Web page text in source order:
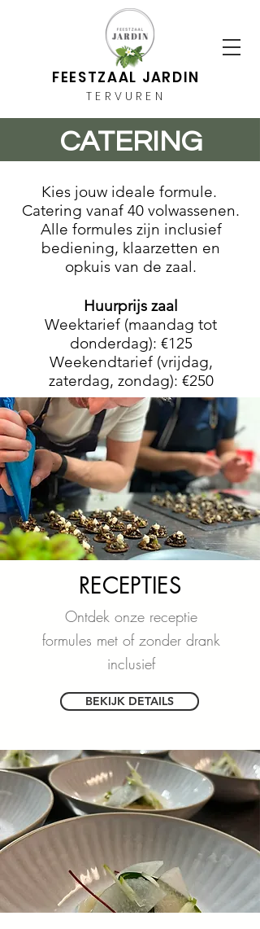
FEESTZAAL JARDIN
TERVUREN
CATERING
Kies jouw ideale formule.
Catering vanaf 40 volwassenen.
Alle formules zijn inclusief
bediening, klaarzetten en
opkuis van de zaal.
Huurprijs zaal
Weektarief (maandag tot
donderdag): €125
Weekendtarief (vrijdag,
zaterdag, zondag): €250
RECEPTIES
Ontdek onze receptie
formules met of zonder drank
inclusief
BEKIJK DETAILS